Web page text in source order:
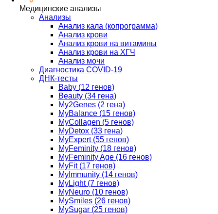
Медицинские анализы
Анализы
Анализ кала (копрограмма)
Анализ крови
Анализ крови на витамины
Анализ крови на ХГЧ
Анализ мочи
Диагностика COVID-19
ДНК-тесты
Baby (12 генов)
Beauty (34 гена)
My2Genes (2 гена)
MyBalance (15 генов)
MyCollagen (5 генов)
MyDetox (33 гена)
MyExpert (55 генов)
MyFeminity (18 генов)
MyFeminity Age (16 генов)
MyFit (17 генов)
MyImmunity (14 генов)
MyLight (7 генов)
MyNeuro (10 генов)
MySmiles (26 генов)
MySugar (25 генов)